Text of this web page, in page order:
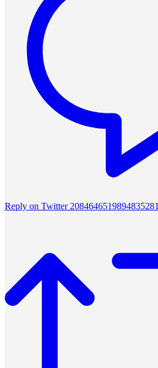
Reply on Twitter 2084646519894835281